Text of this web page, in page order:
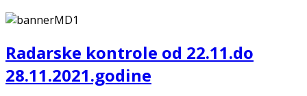
Radarske kontrole od 22.11.do
28.11.2021.godine